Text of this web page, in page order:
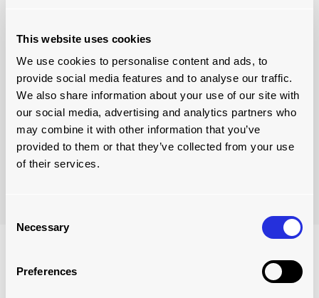
This website uses cookies
We use cookies to personalise content and ads, to
provide social media features and to analyse our traffic.
We also share information about your use of our site with
our social media, advertising and analytics partners who
may combine it with other information that you’ve
provided to them or that they’ve collected from your use
of their services.
Selection
Necessary
Preferences
¿por qué invertir en una
solución de carga
automatizada?
Le explicamos por qué debería plantearse invertir en una
solución de carga automatizada, las características y
ventajas de nuestras soluciones y el rendimiento de la
inversión que puede esperar de una solución de carga
ventajas de las soluciones de
carga automatizada